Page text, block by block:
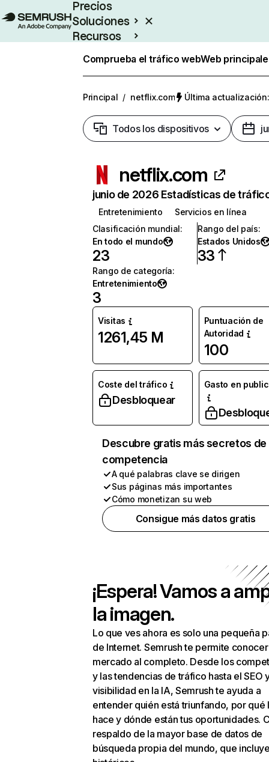
Precios
Soluciones
Recursos
Comprueba el tráfico webWeb
Principal / netflix.com Última
Todos los dispositivos
netflix.com
junio de 2026 Estadísticas de
Entretenimiento
Servicios en línea
Clasificación mundial:
En todo el mundo
23
Rango del país:
Estados Unidos
33
Rango de categoría:
Entretenimiento
3
Visitas
1261,45 M
Puntuación de
Autoridad
100
Coste del tráfico
Desbloquear
Gasto en
Descubre gratis más secretos de
competencia
A qué palabras clave se dirigen
Sus páginas más importantes
Cómo monetizan su web
Consigue más datos gratis
¡Espera! Vamos a
la imagen.
Lo que ves ahora es solo una pequeña
de Internet. Semrush te permite
mercado al completo. Desde los
y las tendencias de tráfico hasta el SEO
visibilidad en la IA, Semrush te ayuda a
entender quién está triunfando, por qué
hace y dónde están tus oportunidades.
respaldo de la mayor base de datos de
búsqueda propia del mundo, que